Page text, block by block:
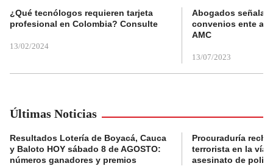
¿Qué tecnólogos requieren tarjeta
profesional en Colombia? Consulte
13/02/2024
Abogados
convenios ente
AMC
13/07/2023
Últimas Noticias
Resultados Lotería de Boyacá, Cauca
y Baloto HOY sábado 8 de AGOSTO:
números ganadores y premios
Procuraduría
terrorista en la vía
asesinato de